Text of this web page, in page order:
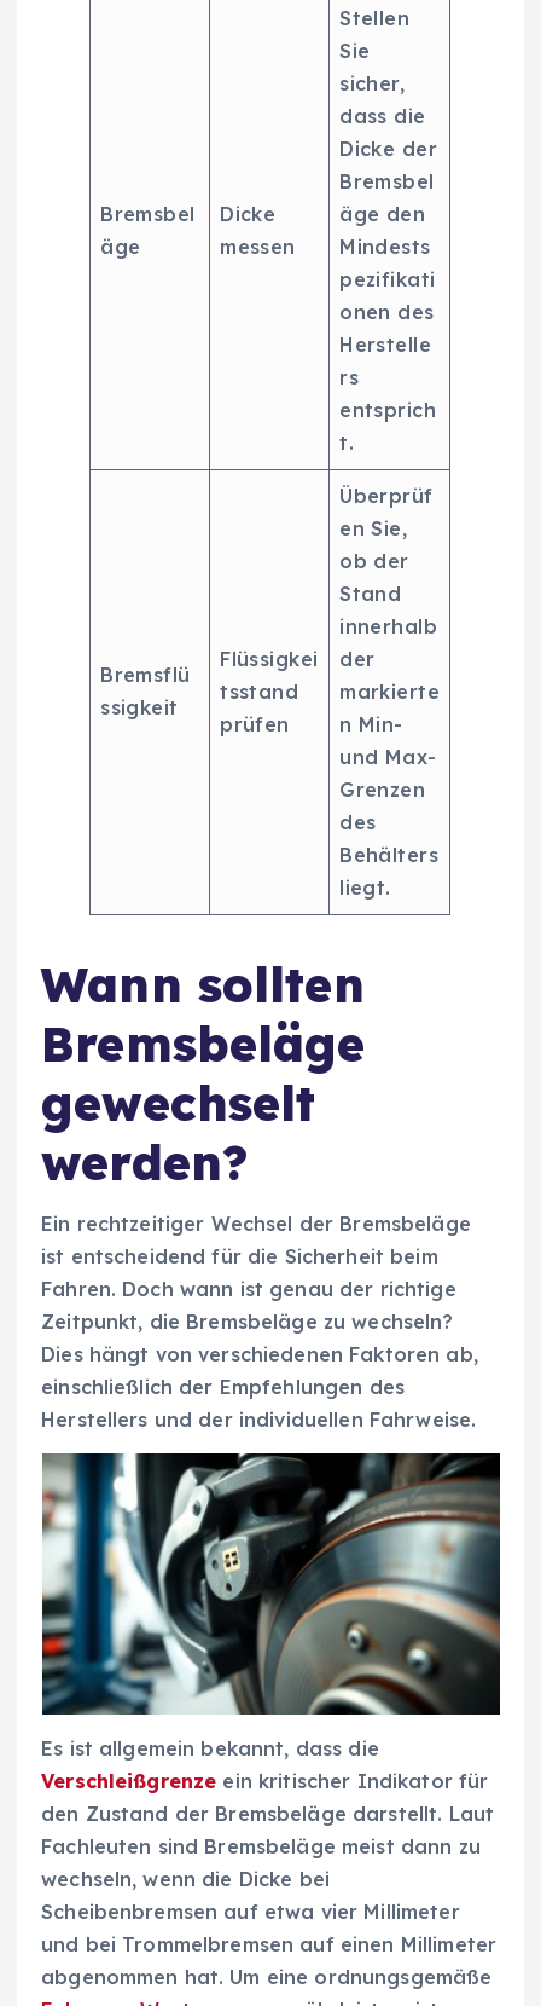
Bremsbel
äge
Dicke
messen
Stellen
Sie
sicher,
dass die
Dicke der
Bremsbel
äge den
Mindests
pezifikati
onen des
Herstelle
rs
entsprich
t.
Bremsflü
ssigkeit
Flüssigkei
tsstand
prüfen
Überprüf
en Sie,
ob der
Stand
innerhalb
der
markierte
n Min-
und Max-
Grenzen
des
Behälters
liegt.
Wann sollten
Bremsbeläge
gewechselt
werden?
Ein rechtzeitiger Wechsel der Bremsbeläge
ist entscheidend für die Sicherheit beim
Fahren. Doch wann ist genau der richtige
Zeitpunkt, die Bremsbeläge zu wechseln?
Dies hängt von verschiedenen Faktoren ab,
einschließlich der Empfehlungen des
Herstellers und der individuellen Fahrweise.
Es ist allgemein bekannt, dass die
Verschleißgrenze ein kritischer Indikator für
den Zustand der Bremsbeläge darstellt. Laut
Fachleuten sind Bremsbeläge meist dann zu
wechseln, wenn die Dicke bei
Scheibenbremsen auf etwa vier Millimeter
und bei Trommelbremsen auf einen Millimeter
abgenommen hat. Um eine ordnungsgemäße